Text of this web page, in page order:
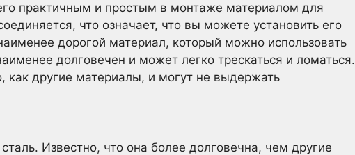
практичным и простым в монтаже материалом для
что означает, что вы можете установить его
дорогой материал, который можно использовать
долговечен и может легко трескаться и ломаться.
как другие материалы, и могут не выдержать
Известно, что она более долговечна, чем другие